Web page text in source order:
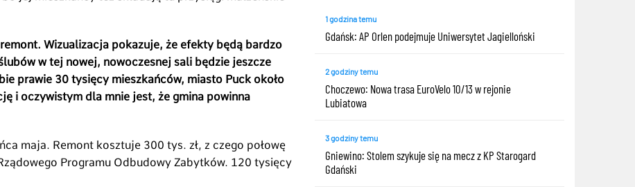
Wizualizacja pokazuje, że efekty będą bardzo
w tej nowej, nowoczesnej sali będzie jeszcze
prawie 30 tysięcy mieszkańców, miasto Puck około
i oczywistym dla mnie jest, że gmina powinna
maja. Remont kosztuje 300 tys. zł, z czego połowę
Programu Odbudowy Zabytków. 120 tysięcy
1 godzina temu
Gdańsk: AP Orlen podejmuje Uniwersytet Jagielloński
2 godziny temu
Choczewo: Nowa trasa EuroVelo 10/13 w rejonie
Lubiatowa
3 godziny temu
Gniewino: Stolem szykuje się na mecz z KP Starogard
Gdański